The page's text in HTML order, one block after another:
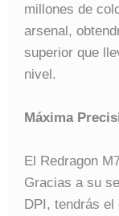
millones de
arsenal,
superior que
nivel.
Máxima
El Redragon
Gracias a su
DPI, tendrás el